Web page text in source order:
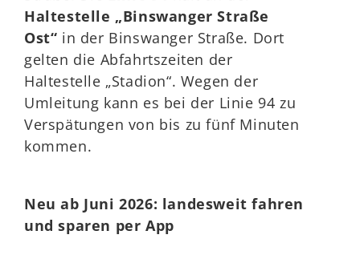
Haltestelle „Binswanger Straße
Ost“ in der Binswanger Straße. Dort
gelten die Abfahrtszeiten der
Haltestelle „Stadion“. Wegen der
Umleitung kann es bei der Linie 94 zu
Verspätungen von bis zu fünf Minuten
kommen.
Neu ab Juni 2026: landesweit fahren
und sparen per App